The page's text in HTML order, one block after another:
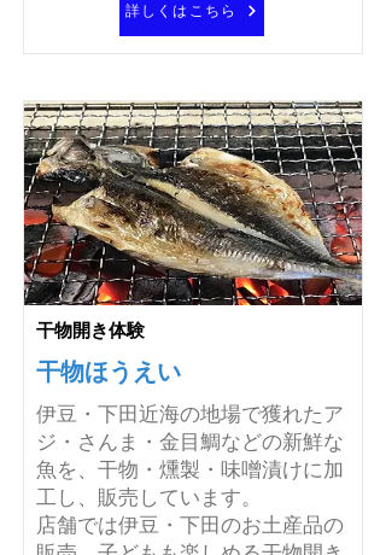
詳しくはこちら
干物開き体験
干物ほうえい
伊豆・下田近海の地場で獲れたア
ジ・さんま・金目鯛などの新鮮な
魚を、干物・燻製・味噌漬けに加
工し、販売しています。
店舗では伊豆・下田のお土産品の